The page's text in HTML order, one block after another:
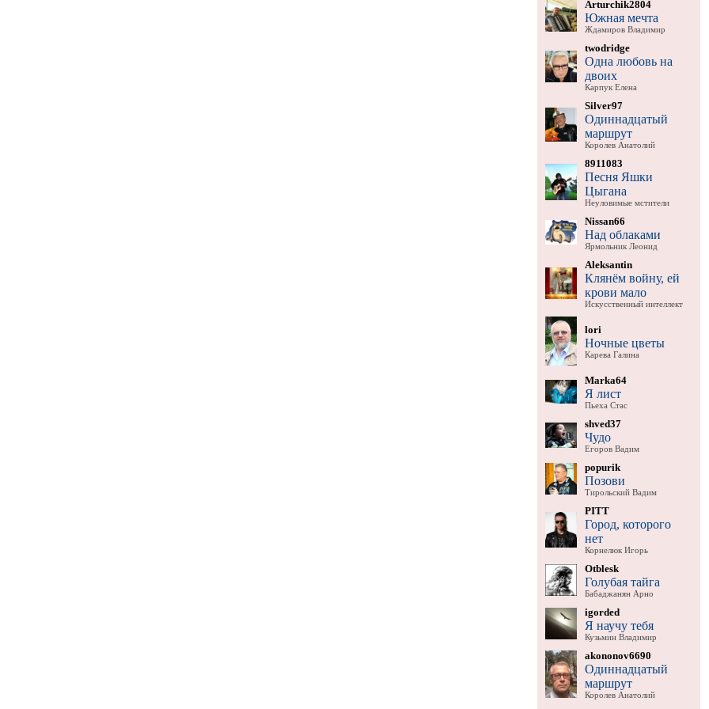
Arturchik2804
Южная мечта
Ждамиров Владимир
twodridge
Одна любовь на
двоих
Карпук Елена
Silver97
Одиннадцатый
маршрут
Королев Анатолий
8911083
Песня Яшки
Цыгана
Неуловимые мстители
Nissan66
Над облаками
Ярмольник Леонид
Aleksantin
Клянём войну, ей
крови мало
Искусственный интеллект
lori
Ночные цветы
Карева Галина
Marka64
Я лист
Пьеха Стас
shved37
Чудо
Егоров Вадим
popurik
Позови
Тирольский Вадим
PITT
Город, которого
нет
Корнелюк Игорь
Otblesk
Голубая тайга
Бабаджанян Арно
igorded
Я научу тебя
Кузьмин Владимир
akononov6690
Одиннадцатый
маршрут
Королев Анатолий